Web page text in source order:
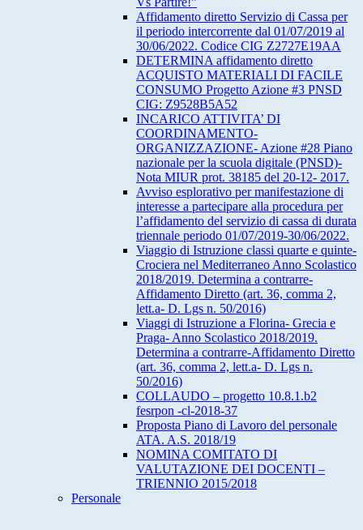
Affidamento diretto Servizio di Cassa per
il periodo intercorrente dal 01/07/2019 al
30/06/2022. Codice CIG Z2727E19AA
DETERMINA affidamento diretto
ACQUISTO MATERIALI DI FACILE
CONSUMO Progetto Azione #3 PNSD
CIG: Z9528B5A52
INCARICO ATTIVITA’ DI
COORDINAMENTO-
ORGANIZZAZIONE- Azione #28 Piano
nazionale per la scuola digitale (PNSD)-
Nota MIUR prot. 38185 del 20-12- 2017.
Avviso esplorativo per manifestazione di
interesse a partecipare alla procedura per
l’affidamento del servizio di cassa di durata
triennale periodo 01/07/2019-30/06/2022.
Viaggio di Istruzione classi quarte e quinte-
Crociera nel Mediterraneo Anno Scolastico
2018/2019. Determina a contrarre-
Affidamento Diretto (art. 36, comma 2,
lett.a- D. Lgs n. 50/2016)
Viaggi di Istruzione a Florina- Grecia e
Praga- Anno Scolastico 2018/2019.
Determina a contrarre-Affidamento Diretto
(art. 36, comma 2, lett.a- D. Lgs n.
50/2016)
COLLAUDO – progetto 10.8.1.b2
fesrpon -cl-2018-37
Proposta Piano di Lavoro del personale
ATA. A.S. 2018/19
NOMINA COMITATO DI
VALUTAZIONE DEI DOCENTI –
TRIENNIO 2015/2018
Personale